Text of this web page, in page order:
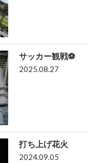
サッカー観戦⚽
2025.08.27
打ち上げ花火
2024.09.05